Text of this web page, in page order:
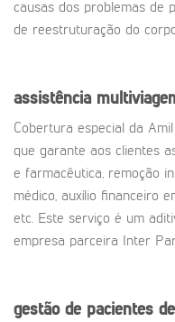
causas dos problemas de
de reestruturação do
assistência
Cobertura especial da
que garante aos clientes
e farmacêutica, remoção
médico, auxílio financeiro
etc. Este serviço é um
empresa parceira Inter
gestão de pacientes